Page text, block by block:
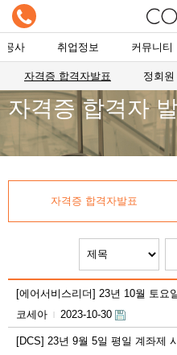
공사 취업정보 커뮤니티
자격증 합격자발표 정회원
자격증 합격자
자격증 합격자발표
[에어서비스리더] 23년 10월 토요
코세아
2023-10-30
[DCS] 23년 9월 5일 평일 계좌제